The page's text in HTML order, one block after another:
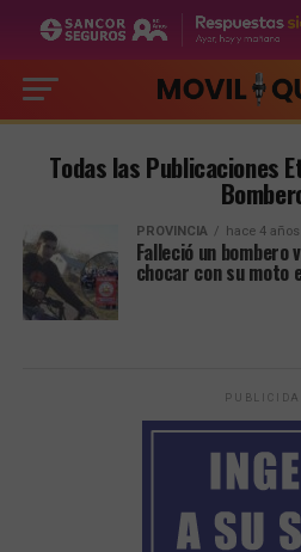
Todas las Publicaciones
PROVINCIA hace 4 años
Falleció un
chocar con su moto